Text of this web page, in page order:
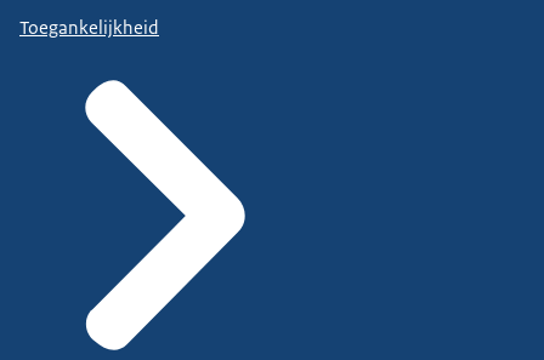
Toegankelijkheid